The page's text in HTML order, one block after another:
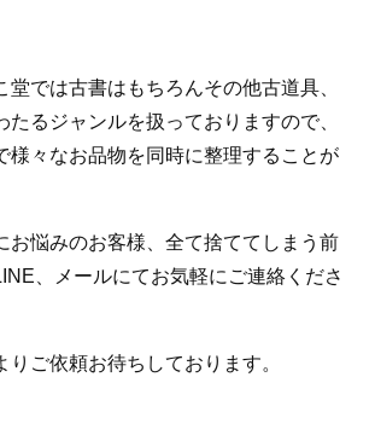
堂では古書はもちろんその他古道具、
たるジャンルを扱っておりますので、
様々なお品物を同時に整理することが
お悩みのお客様、全て捨ててしまう前
、メールにてお気軽にご連絡くださ
りご依頼お待ちしております。